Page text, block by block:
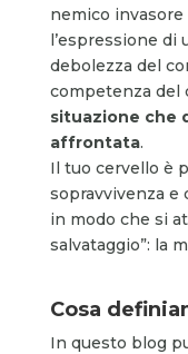
nemico
l’espressione di
debolezza del
competenza del
situazione che
affrontata.
Il tuo cervello è
sopravvivenza e
in modo che si
salvataggio”: la
Cosa
In questo blog